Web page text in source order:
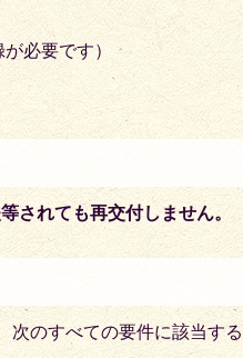
必要です）
等されても再交付しません。
次のすべての要件に該当する